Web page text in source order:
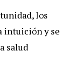
los
intuición y se
salud